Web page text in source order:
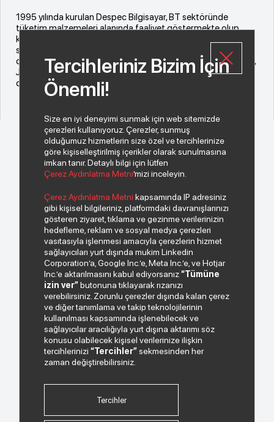
1995 yılında kurulan Despec Bilgisayar, BT sektöründe
tüketim malzemeleri alanında faaliyet göstermekte olup
kulvarının lider firmasıdır. Konusunda en büyük sermayeye
sahip ve 2010 yılında halka arz edilen Despec Bilgisayar’ın
dağıtımını yaptığı markalar arasında HP, IBM, Canon, Toshiba,
Jabra, Trust, Lexmark, Targus, Sony, OKI ve Dexim gibi birçok
dünya devi bulunuyor.
Bizden haberiniz olsun.
Paylaştığım kişisel verilerimin işlenmesi hususunda
“Kişisel Verilerin Korunması Politikası”okudum ve
anladım.
"Ticari Elektronik İleti Onay Metni"
Tercihleriniz Bizim İçin
Önemli!
Size en iyi deneyimi sunmak için web sitemizde
çerezleri kullanıyoruz. Çerezler, sunmuş
olduğumuz hizmetlerin size özel ve tercihlerinize
göre kişiselleştirilmiş içerikler olarak sunulmasına
imkan tanır. Detaylı bilgi için lütfen
Çerez Aydınlatma Metni’mizi inceleyin.
Çerez Aydınlatma Metni kapsamında IP adresiniz
gibi kişisel bilgileriniz, platformdaki davranışlarınızı
gösteren ziyaret, tıklama ve gezinme verilerinizin
hedefleme, reklam ve sosyal medya çerezleri
vasıtasıyla işlenmesi amacıyla çerezlerin hizmet
sağlayıcıları yurt dışında mukim Linkedin
Corporation’a, Google Inc.’e, Meta Inc.’e, ve Hotjar
Inc.’e aktarılmasını kabul ediyorsanız“Tümüne
izin ver”butonuna tıklayarak rızanızı
verebilirsiniz. Zorunlu çerezler dışında kalan çerez
ve diğer tanımlama ve takip teknolojilerinin
kullanılması kapsamında işlenebilecek ve
sağlayıcılar aracılığıyla yurt dışına aktarımı söz
konusu olabilecek kişisel verilerinize ilişkin
tercihlerinizi“Tercihler”sekmesinden her
zaman değiştirebilirsiniz.
Tercihler